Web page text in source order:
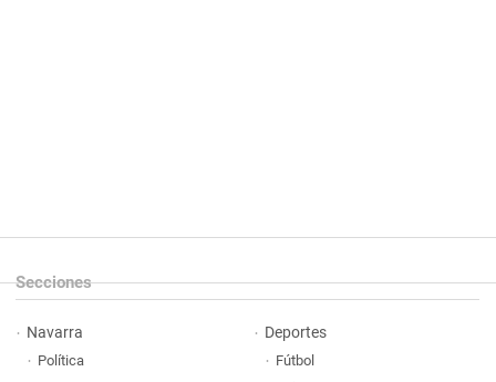
Secciones
Navarra
Política
Deportes
Fútbol